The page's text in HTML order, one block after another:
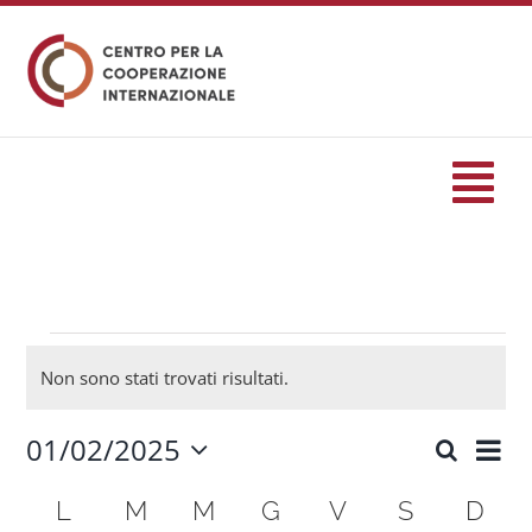
contenuto
Eventi
Non sono stati trovati risultati.
Eventi
Cerca
Mese
01/02/2025
Calendario
L LUNEDÌ
M MARTEDÌ
M MERCOLEDÌ
G GIOVEDÌ
V VENERDÌ
SSABATO
D